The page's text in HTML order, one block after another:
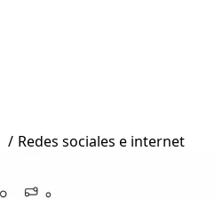
Redes sociales e internet